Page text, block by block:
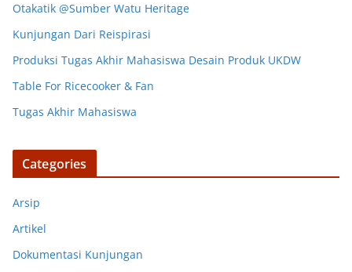
Otakatik @Sumber Watu Heritage
Kunjungan Dari Reispirasi
Produksi Tugas Akhir Mahasiswa Desain Produk UKDW
Table For Ricecooker & Fan
Tugas Akhir Mahasiswa
Categories
Arsip
Artikel
Dokumentasi Kunjungan